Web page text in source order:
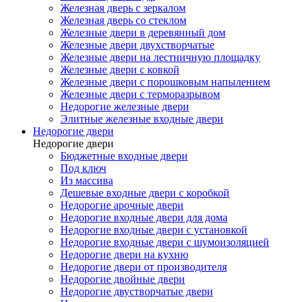
Железная дверь с зеркалом
Железная дверь со стеклом
Железные двери в деревянный дом
Железные двери двухстворчатые
Железные двери на лестничную площадку
Железные двери с ковкой
Железные двери с порошковым напылением
Железные двери с терморазрывом
Недорогие железные двери
Элитные железные входные двери
Недорогие двери
Недорогие двери
Бюджетные входные двери
Под ключ
Из массива
Дешевые входные двери с коробкой
Недорогие арочные двери
Недорогие входные двери для дома
Недорогие входные двери с установкой
Недорогие входные двери с шумоизоляцией
Недорогие двери на кухню
Недорогие двери от производителя
Недорогие двойные двери
Недорогие двустворчатые двери